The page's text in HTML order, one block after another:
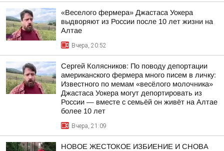
«Веселого фермера» Джастаса Уокера
выдворяют из России после 10 лет жизни на
Алтае
Вчера, 20:52
Сергей Колясников: По поводу депортации
американского фермера много писем в личку:
Известного по мемам «весёлого молочника»
Джастаса Уокера могут депортировать из
России — вместе с семьёй он живёт на Алтае
более 10 лет
Вчера, 21:09
НОВОЕ ЖЕСТОКОЕ ИЗБИЕНИЕ И СНОВА